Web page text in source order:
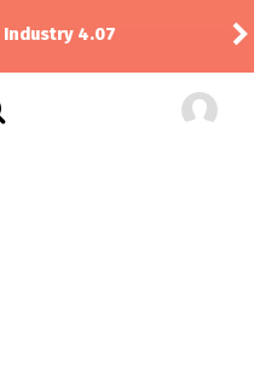
Industry 4.07